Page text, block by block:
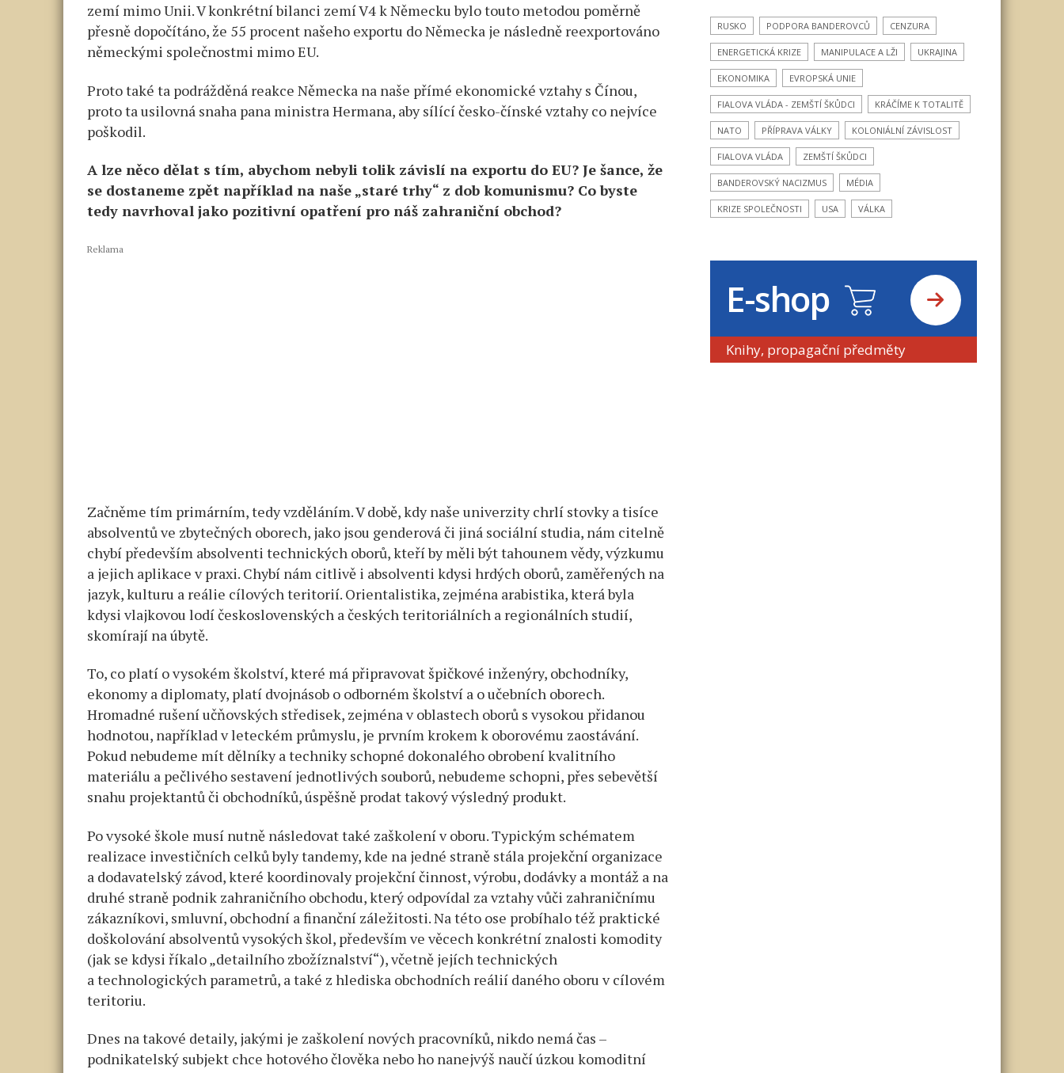
zemí mimo Unii. V konkrétní bilanci zemí V4 k Německu bylo touto metodou poměrně
přesně dopočítáno, že 55 procent našeho exportu do Německa je následně reexportováno
německými společnostmi mimo EU.
Proto také ta podrážděná reakce Německa na naše přímé ekonomické vztahy s Čínou,
proto ta usilovná snaha pana ministra Hermana, aby sílící česko-čínské vztahy co nejvíce
poškodil.
A lze něco dělat s tím, abychom nebyli tolik závislí na exportu do EU? Je šance, že
se dostaneme zpět například na naše „staré trhy“ z dob komunismu? Co byste
tedy navrhoval jako pozitivní opatření pro náš zahraniční obchod?
Reklama
Začněme tím primárním, tedy vzděláním. V době, kdy naše univerzity chrlí stovky a tisíce
absolventů ve zbytečných oborech, jako jsou genderová či jiná sociální studia, nám citelně
chybí především absolventi technických oborů, kteří by měli být tahounem vědy, výzkumu
a jejich aplikace v praxi. Chybí nám citlivě i absolventi kdysi hrdých oborů, zaměřených na
jazyk, kulturu a reálie cílových teritorií. Orientalistika, zejména arabistika, která byla
kdysi vlajkovou lodí československých a českých teritoriálních a regionálních studií,
skomírají na úbytě.
To, co platí o vysokém školství, které má připravovat špičkové inženýry, obchodníky,
ekonomy a diplomaty, platí dvojnásob o odborném školství a o učebních oborech.
Hromadné rušení učňovských středisek, zejména v oblastech oborů s vysokou přidanou
hodnotou, například v leteckém průmyslu, je prvním krokem k oborovému zaostávání.
Pokud nebudeme mít dělníky a techniky schopné dokonalého obrobení kvalitního
materiálu a pečlivého sestavení jednotlivých souborů, nebudeme schopni, přes sebevětší
snahu projektantů či obchodníků, úspěšně prodat takový výsledný produkt.
Po vysoké škole musí nutně následovat také zaškolení v oboru. Typickým schématem
realizace investičních celků byly tandemy, kde na jedné straně stála projekční organizace
a dodavatelský závod, které koordinovaly projekční činnost, výrobu, dodávky a montáž a na
druhé straně podnik zahraničního obchodu, který odpovídal za vztahy vůči zahraničnímu
zákazníkovi, smluvní, obchodní a finanční záležitosti. Na této ose probíhalo též praktické
doškolování absolventů vysokých škol, především ve věcech konkrétní znalosti komodity
(jak se kdysi říkalo „detailního zbožíznalství“), včetně jejích technických
a technologických parametrů, a také z hlediska obchodních reálií daného oboru v cílovém
teritoriu.
Dnes na takové detaily, jakými je zaškolení nových pracovníků, nikdo nemá čas –
podnikatelský subjekt chce hotového člověka nebo ho nanejvýš naučí úzkou komoditní
RUSKO PODPORA BANDEROVCŮ CENZURA
ENERGETICKÁ KRIZE MANIPULACE A LŽI UKRAJINA
EKONOMIKA EVROPSKÁ UNIE
FIALOVA VLÁDA - ZEMŠTÍ ŠKŮDCI KRÁČÍME K TOTALITĚ
NATO PŘÍPRAVA VÁLKY KOLONIÁLNÍ ZÁVISLOST
FIALOVA VLÁDA ZEMŠTÍ ŠKŮDCI
BANDEROVSKÝ NACIZMUS MÉDIA
KRIZE SPOLEČNOSTI USA VÁLKA
E-shop
Knihy, propagační předměty